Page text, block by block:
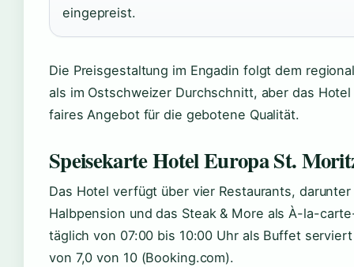
eingepreist.
Die Preisgestaltung im Engadin folgt dem
als im Ostschweizer Durchschnitt, aber das
faires Angebot für die gebotene Qualität.
Speisekarte Hotel Europa St.
Das Hotel verfügt über vier Restaurants,
Halbpension und das Steak & More als À-la-
täglich von 07:00 bis 10:00 Uhr als Buffet
von 7,0 von 10 (Booking.com).